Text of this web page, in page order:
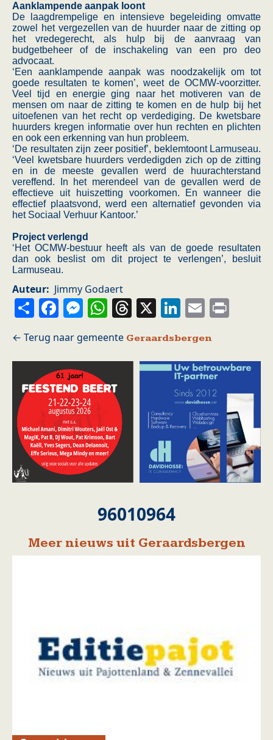
Aanklampende aanpak loont
De laagdrempelige en intensieve begeleiding omvatte
zowel het vergezellen van de huurder naar de zitting op
het vredegerecht, als hulp bij de aanvraag van
budgetbeheer of de inschakeling van een pro deo
advocaat.
‘Een aanklampende aanpak was noodzakelijk om tot
goede resultaten te komen’, weet de OCMW-voorzitter.
Veel tijd en energie ging naar het motiveren van de
mensen om naar de zitting te komen en de hulp bij het
uitoefenen van het recht op verdediging. De kwetsbare
huurders kregen informatie over hun rechten en plichten
en ook een erkenning van hun probleem.
‘De resultaten zijn zeer positief’, beklemtoont Larmuseau.
‘Veel kwetsbare huurders verdedigden zich op de zitting
en in de meeste gevallen werd de huurachterstand
vereffend. In het merendeel van de gevallen werd de
effectieve uit huiszetting voorkomen. En wanneer die
effectief plaatsvond, werd een alternatief gevonden via
het Sociaal Verhuur Kantoor.’
Project verlengd
‘Het OCMW-bestuur heeft als van de goede resultaten
dan ook beslist om dit project te verlengen’, besluit
Larmuseau.
Auteur Jimmy Godaert
ShareFacebook
Messenger
WhatsApp
Threads
X LinkedIn
Email
Geraardsbergen
96010964
Meer nieuws uit Geraardsbergen